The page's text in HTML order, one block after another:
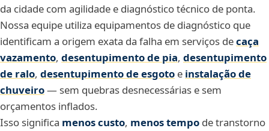
da cidade com agilidade e diagnóstico técnico de ponta.
Nossa equipe utiliza equipamentos de diagnóstico que
identificam a origem exata da falha em serviços decaça
vazamento, desentupimento de pia, desentupimento
de ralo, desentupimento de esgoto e instalação de
chuveiro— sem quebras desnecessárias e sem
orçamentos inflados.
Isso significa menos custo, menos tempo de transtorno